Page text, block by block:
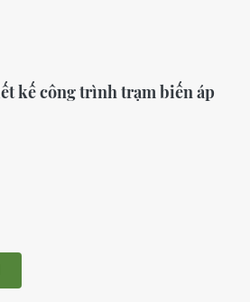
kế công trình trạm biến áp